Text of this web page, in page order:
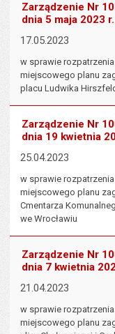
Zarządzenie Nr
dnia 5 maja 2023
17.05.2023
w sprawie
miejscowego planu
placu Ludwika
Zarządzenie Nr
dnia 19 kwietnia
25.04.2023
w sprawie
miejscowego planu
Cmentarza
we Wrocławiu
Zarządzenie Nr
dnia 7 kwietnia
21.04.2023
w sprawie
miejscowego planu